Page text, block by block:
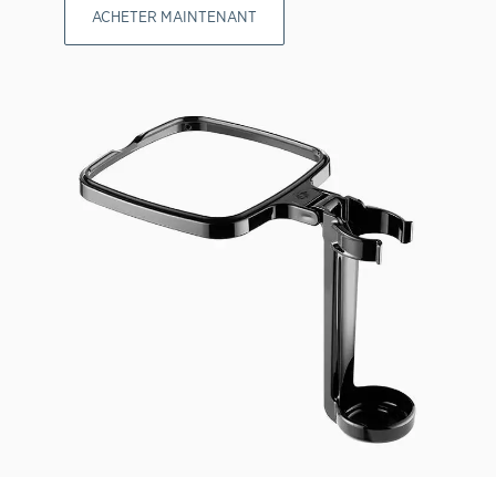
ACHETER MAINTENANT